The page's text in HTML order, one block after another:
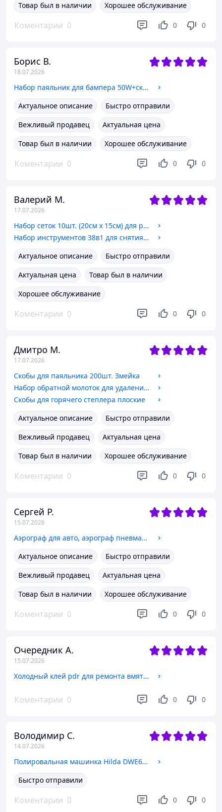
Товар был в наличии
Хорошее обслуживание
Коментарии 0 0 0
Борис В.
18.07.2026
Набор паяльник для бампера 50W+скобы 200шт.
Актуальное описание
Быстро отправили
Вежливый продавец
Актуальная цена
Товар был в наличии
Хорошее обслуживание
Коментарии 0 0 0
Валерий М.
17.07.2026
Набор сеток 10шт. (20см x 15см) для ремонта пластика, сварки, пайки
Набор инструментов 38в1 для снятия клипс, пистонов. Сьемники, лопатки
Актуальное описание
Быстро отправили
Актуальная цена
Товар был в наличии
Хорошее обслуживание
Коментарии 0 0 0
Дмитро М.
17.07.2026
Скобы для паяльника 200шт. Змейка
Набор обратной молоток для удаления вмятин + грибки 30шт.
Скобы для горячего степлера плоские
Актуальное описание
Быстро отправили
Вежливый продавец
Актуальная цена
Товар был в наличии
Хорошее обслуживание
Коментарии 0 0 0
Сергей Р.
15.07.2026
Аэрограф для авто, аэрограф пневматический, мини краскопульт
Актуальное описание
Быстро отправили
Вежливый продавец
Актуальная цена
Товар был в наличии
Хорошее обслуживание
Коментарии 0 0 0
Очередник А.
15.07.2026
Холодный клей pdr для ремонта вмятин без покраски 75 грамм
Коментарии 0 0 0
Володимир С.
14.07.2026
Полировальная машинка Hilda DWE6401
Быстро отправили
Коментарии 0 0 0